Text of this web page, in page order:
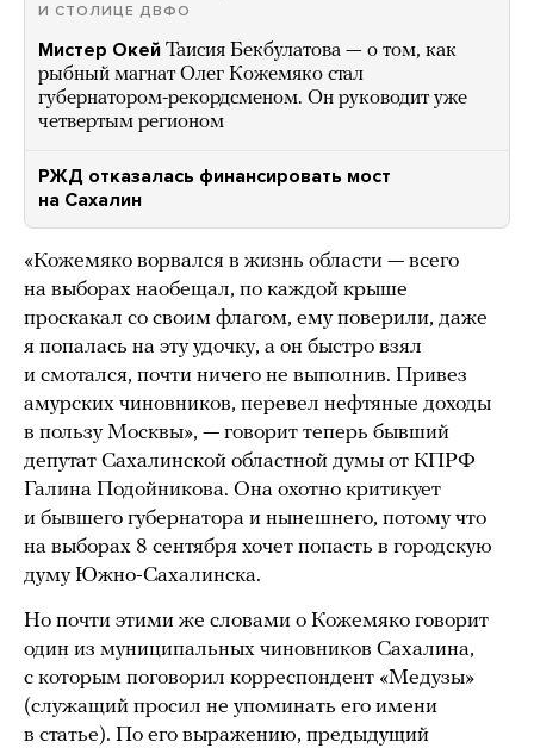
И СТОЛИЦЕ ДВФО
Мистер Окей Таисия Бекбулатова — о том, как
рыбный магнат Олег Кожемяко стал
губернатором-рекордсменом. Он руководит уже
четвертым регионом
РЖД отказалась финансировать мост
на Сахалин
«Кожемяко ворвался в жизнь области — всего
на выборах наобещал, по каждой крыше
проскакал со своим флагом, ему поверили, даже
я попалась на эту удочку, а он быстро взял
и смотался, почти ничего не выполнив. Привез
амурских чиновников, перевел нефтяные доходы
в пользу Москвы», — говорит теперь бывший
депутат Сахалинской областной думы от КПРФ
Галина Подойникова. Она охотно критикует
и бывшего губернатора и нынешнего, потому что
на выборах 8 сентября хочет попасть в городскую
думу Южно-Сахалинска.
Но почти этими же словами о Кожемяко говорит
один из муниципальных чиновников Сахалина,
с которым поговорил корреспондент «Медузы»
(служащий просил не упоминать его имени
в статье). По его выражению, предыдущий